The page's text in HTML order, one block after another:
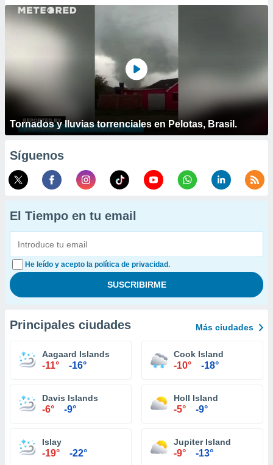
Tornados y lluvias torrenciales en Pelotas, Brasil.
Síguenos
El Tiempo en tu email
He leído y acepto la política de privacidad.
Principales ciudades Más ciudades
Aagaard Islands
-11° -16°
Cook Island
-10° -18°
Davis Islands
-6° -9°
Holl Island
-5° -9°
Islay
-19° -22°
Jupiter Island
-9° -13°